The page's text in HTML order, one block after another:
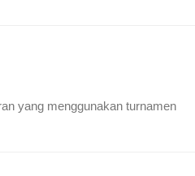
yang menggunakan turnamen